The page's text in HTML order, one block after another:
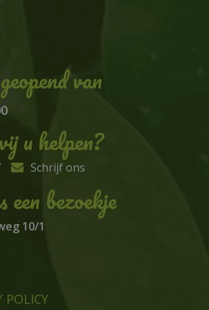
u helpen?
Schrijf ons
bezoekje
10/1
POLICY